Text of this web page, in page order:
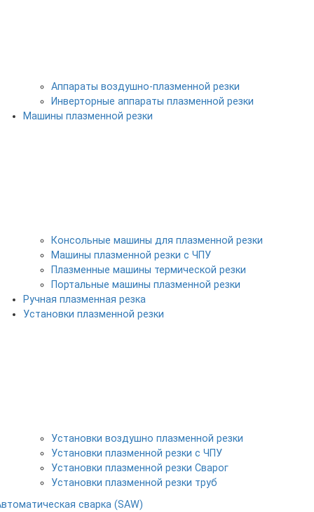
Аппараты воздушно-плазменной резки
Инверторные аппараты плазменной резки
Машины плазменной резки
Консольные машины для плазменной резки
Машины плазменной резки с ЧПУ
Плазменные машины термической резки
Портальные машины плазменной резки
Ручная плазменная резка
Установки плазменной резки
Установки воздушно плазменной резки
Установки плазменной резки с ЧПУ
Установки плазменной резки Сварог
Установки плазменной резки труб
сварка (SAW)